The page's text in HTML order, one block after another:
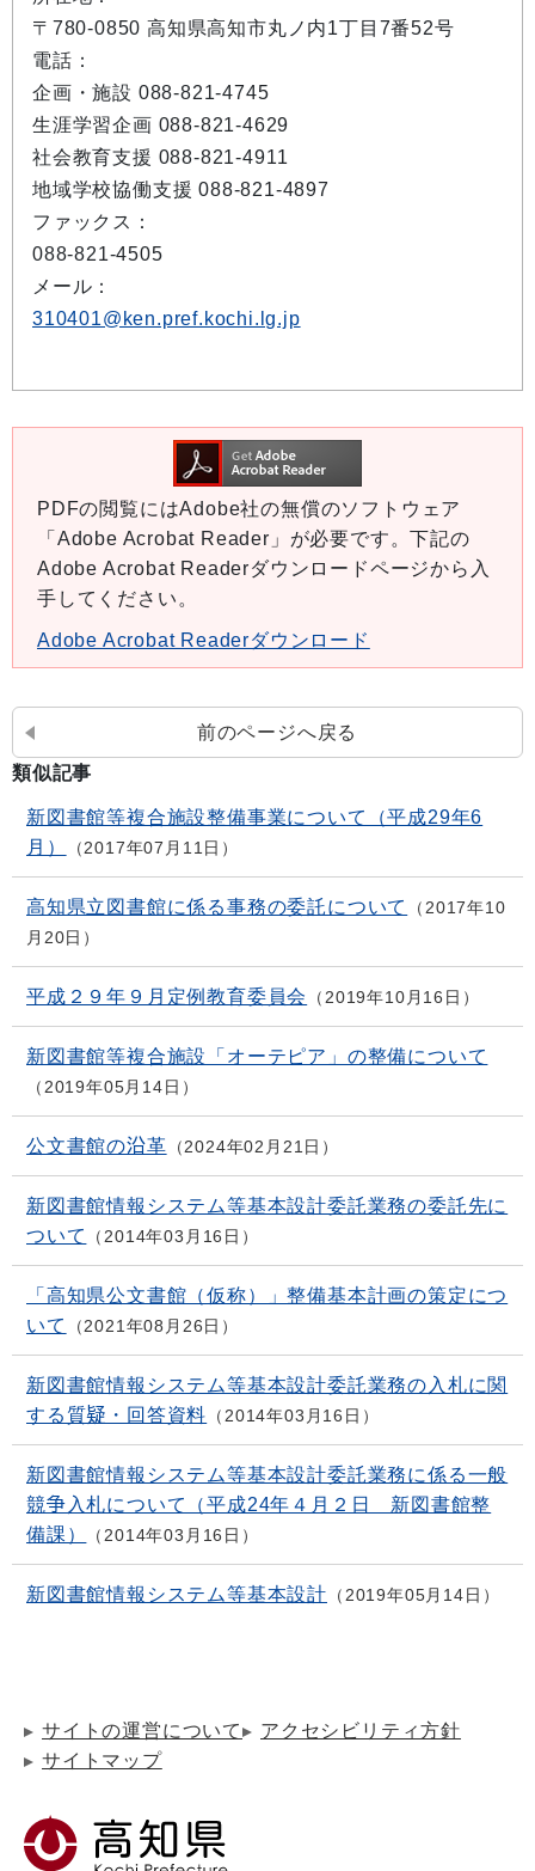
〒780-0850 高知県高知市丸ノ内1丁目7番52号
電話：
企画・施設 088-821-4745
生涯学習企画 088-821-4629
社会教育支援 088-821-4911
地域学校協働支援 088-821-4897
ファックス：
088-821-4505
メール：
310401@ken.pref.kochi.lg.jp
PDFの閲覧にはAdobe社の無償のソフトウェア
「Adobe Acrobat Reader」が必要です。下記の
Adobe Acrobat Readerダウンロードページから入
手してください。
Adobe Acrobat Readerダウンロード
前のページへ戻る
類似記事
新図書館等複合施設整備事業について（平成29年6
月）
2017年07月11日
高知県立図書館に係る事務の委託について
2017年10
月20日
平成２９年９月定例教育委員会 2019年10月16日
新図書館等複合施設「オーテピア」の整備について
2019年05月14日
公文書館の沿革 2024年02月21日
新図書館情報システム等基本設計委託業務の委託先に
ついて
2014年03月16日
「高知県公文書館（仮称）」整備基本計画の策定につ
いて
2021年08月26日
新図書館情報システム等基本設計委託業務の入札に関
する質疑・回答資料
2014年03月16日
新図書館情報システム等基本設計委託業務に係る一般
競争入札について（平成24年４月２日 新図書館整
備課）
2014年03月16日
新図書館情報システム等基本設計 2019年05月14日
サイトの運営について
アクセシビリティ方針
サイトマップ